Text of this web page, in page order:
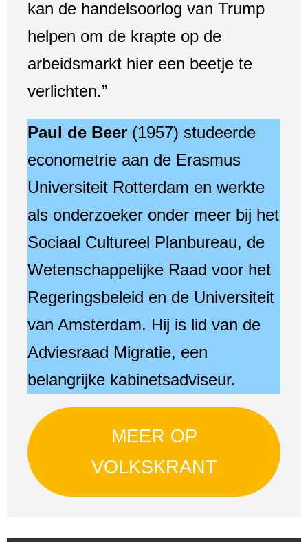
kan de handelsoorlog van Trump
helpen om de krapte op de
arbeidsmarkt hier een beetje te
verlichten.”
Paul de Beer (1957) studeerde
econometrie aan de Erasmus
Universiteit Rotterdam en werkte
als onderzoeker onder meer bij het
Sociaal Cultureel Planbureau, de
Wetenschappelijke Raad voor het
Regeringsbeleid en de Universiteit
van Amsterdam. Hij is lid van de
Adviesraad Migratie, een
belangrijke kabinetsadviseur.
MEER OP
VOLKSKRANT